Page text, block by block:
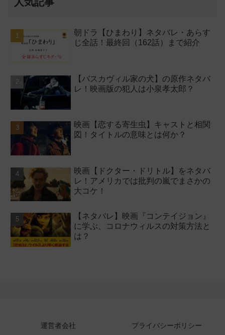
朝ドラ【ひまわり】ネタバレ・あらす
じ全話！最終回（162話）まで紹介
【バスカヴィル家の犬】の原作ネタバ
レ！映画版の犯人は小泉孝太郎？
映画【恋する寄生虫】キャストと相関
図！タイトルの意味とは何か？
映画【ドクター・ドリトル】をネタバ
レ！アメリカでは批判の嵐でまさかの
大コケ！
【ネタバレ】映画『コンテイジョン』
に学ぶ、コロナウィルスの対策方法と
は？
運営者会社 プライバシーポリシー